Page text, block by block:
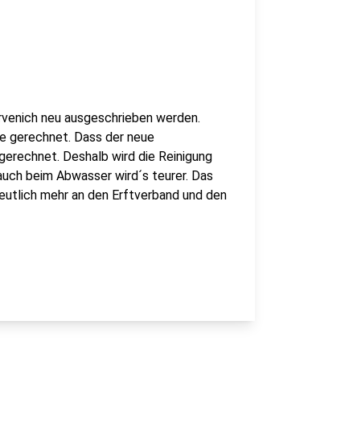
neu ausgeschrieben werden.
gerechnet. Dass der neue
Deshalb wird die Reinigung
beim Abwasser wird´s teurer. Das
mehr an den Erftverband und den